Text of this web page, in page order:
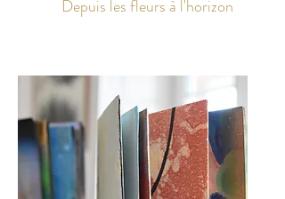
Depuis les fleurs à l'horizon